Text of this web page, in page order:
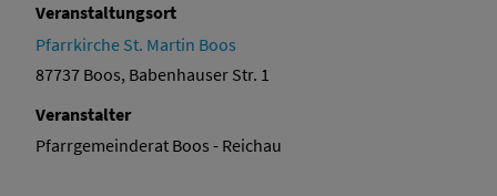
Veranstaltungsort
Pfarrkirche St. Martin Boos
87737 Boos, Babenhauser Str. 1
Veranstalter
Pfarrgemeinderat Boos - Reichau